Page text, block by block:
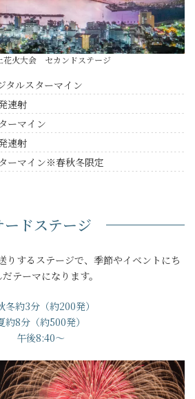
花火大会 セカンドステージ
タルスターマイン
速射
ーマイン
速射
ーマイン※春秋冬限定
ードステージ
りするステージで、季節やイベントにち
テーマになります。
冬約3分（約200発）
約8分（約500発）
午後8:40～